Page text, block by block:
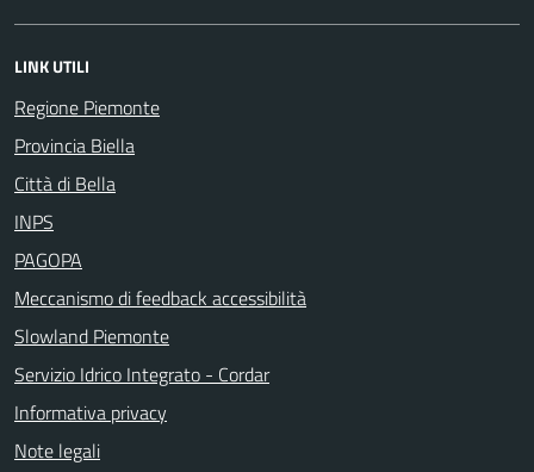
LINK UTILI
Regione Piemonte
Provincia Biella
Città di Bella
INPS
PAGOPA
Meccanismo di feedback accessibilità
Slowland Piemonte
Servizio Idrico Integrato - Cordar
Informativa privacy
Note legali